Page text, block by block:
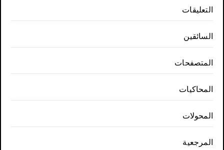
التعليقات
السائقين
المتصفحات
المحاكيات
المحولات
المرجعية